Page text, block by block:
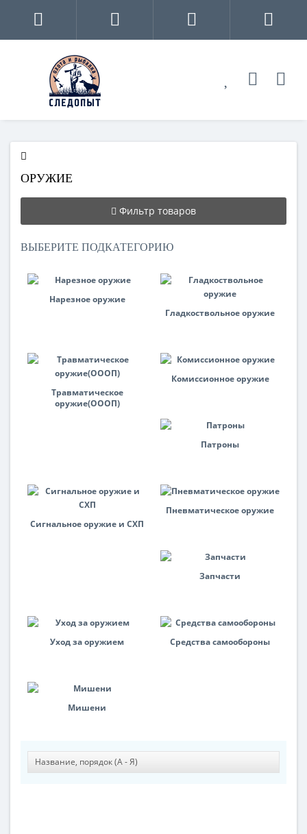
ОРУЖИЕ
Фильтр товаров
ВЫБЕРИТЕ ПОДКАТЕГОРИЮ
Нарезное оружие
Гладкоствольное оружие
Травматическое
оружие(ОООП)
Комиссионное оружие
Патроны
Сигнальное оружие и СХП
Пневматическое оружие
Запчасти
Уход за оружием Средства самообороны
Мишени